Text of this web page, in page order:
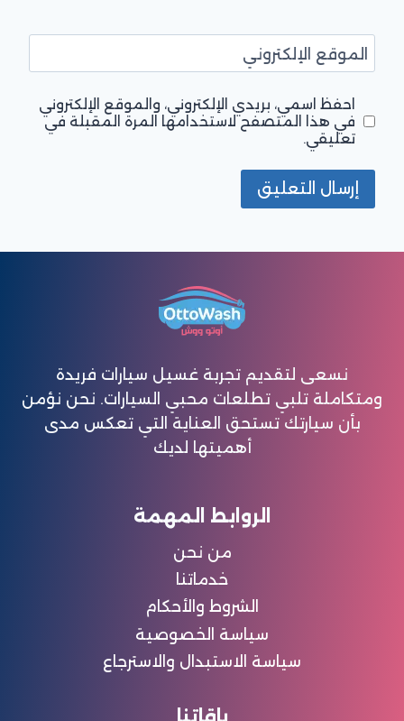
الموقع الإلكتروني
احفظ اسمي، بريدي الإلكتروني، والموقع الإلكتروني
في هذا المتصفح لاستخدامها المرة المقبلة في
تعليقي.
نسعى لتقديم تجربة غسيل سيارات فريدة
ومتكاملة تلبي تطلعات محبي السيارات. نحن نؤمن
بأن سيارتك تستحق العناية التي تعكس مدى
أهميتها لديك
الروابط المهمة
من نحن
خدماتنا
الشروط والأحكام
سياسة الخصوصية
سياسة الاستبدال والاسترجاع
باقاتنا